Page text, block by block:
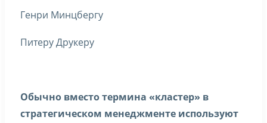
Генри Минцбергу
Питеру Друкеру
Обычно вместо термина «кластер» в
стратегическом менеджменте используют